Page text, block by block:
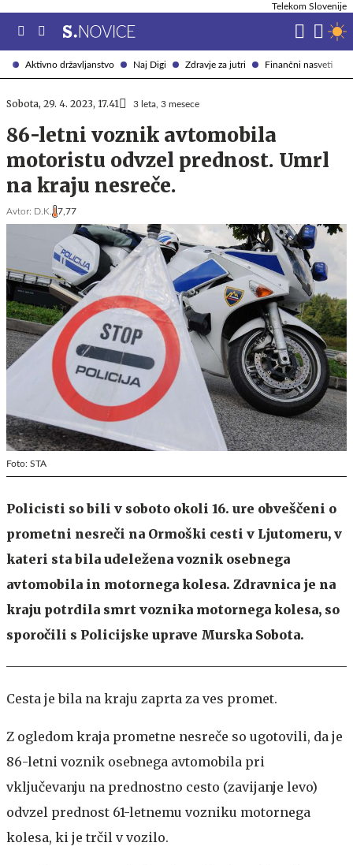
Aktivno državljanstvo Naj Digi Zdravje za jutri Finančni nasveti
Telekom Slovenije
Sobota, 29. 4. 2023, 17.41 3 leta, 3 mesece
86-letni voznik avtomobila
motoristu odvzel prednost. Umrl
na kraju nesreče.
Avtor: D.K. 7,77
Foto: STA
Policisti so bili v soboto okoli 16. ure obveščeni o
prometni nesreči na Ormoški cesti v Ljutomeru, v
kateri sta bila udeležena voznik osebnega
avtomobila in motornega kolesa. Zdravnica je na
kraju potrdila smrt voznika motornega kolesa, so
sporočili s Policijske uprave Murska Sobota.
Cesta je bila na kraju zaprta za ves promet.
Z ogledom kraja prometne nesreče so ugotovili, da je
86-letni voznik osebnega avtomobila pri
vključevanju na prednostno cesto (zavijanje levo)
odvzel prednost 61-letnemu vozniku motornega
kolesa, ki je trčil v vozilo.